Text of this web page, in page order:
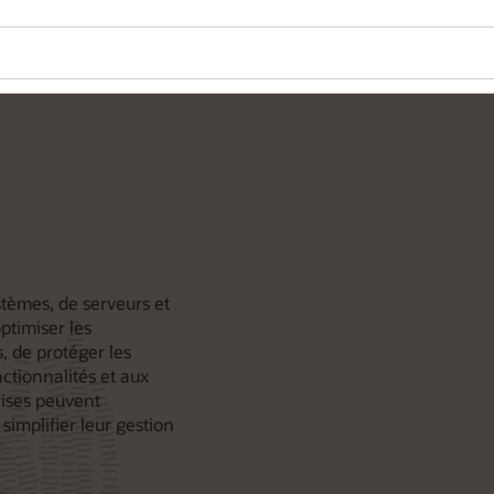
de serveurs et
les
de protéger les
et aux
peuvent
leur gestion